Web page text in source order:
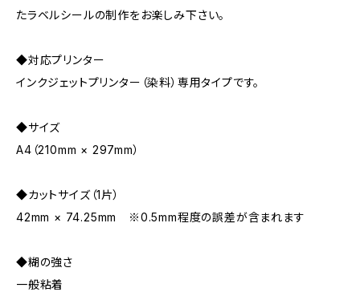
たラベルシールの制作をお楽しみ下さい。
◆対応プリンター
インクジェットプリンター（染料）専用タイプです。
◆サイズ
A4（210mm × 297mm）
◆カットサイズ（1片）
42mm × 74.25mm ※0.5mm程度の誤差が含まれます
◆糊の強さ
一般粘着